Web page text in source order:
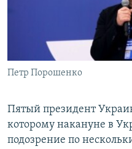
ПОБЕДИТЕЛЕЙ НЕ СУДЯТ?
КРЫМ.НЕПОКОРЕННЫЙ
УКРАИНСКАЯ ПРОБЛЕМА
Петр Порошенко
Пятый президент
которому накануне в
подозрение по